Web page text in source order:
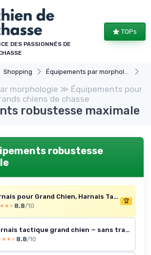
DES PASSIONNÉS DE
TOPs
Shopping Équipements par morphologie
morphologie ≫ Équipements pour
chiens de chasse
robustesse maximale
robustesse
Harnais pour Grand Chien, Harnais Tactique TACTILITE résistant à la Traction, Sangle de Poitrine réglable avec 4 Anneaux en D, Bandes réfléchissantes, Noir, Taille L L:27-41kg(Hals:45-63cm, Brust:68-91cm) Noir
8.8/10
🏆
Harnais tactique grand chien — sans traction, poignée, réglable (L, vert)
8.8/10
des cookies